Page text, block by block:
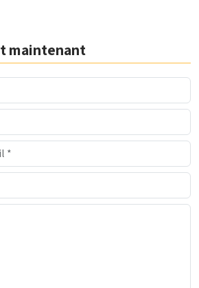
maintenant